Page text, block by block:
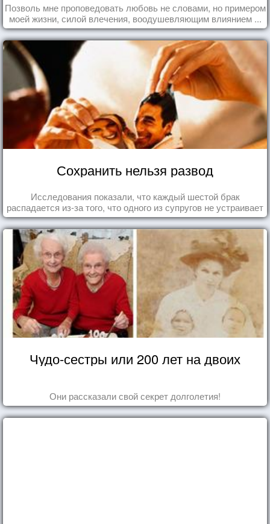
Позволь мне проповедовать любовь не словами, но примером
моей жизни, силой влечения, воодушевляющим влиянием ...
Сохранить нельзя развод
Исследования показали, что каждый шестой брак
распадается из-за того, что одного из супругов не устраивает
та роль, которая выпала ему в семье.
Чудо-сестры или 200 лет на двоих
Они рассказали свой секрет долголетия!